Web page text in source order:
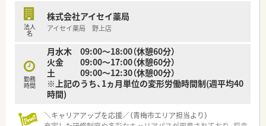
法人
名
株式会社アイセイ薬局
アイセイ薬局 野上店
勤務
時間
月水木 09:00～18:00（休憩60分）
火金 09:00～17:00（休憩60分）
土 09:00～12:30（休憩00分）
※上記のうち、1ヵ月単位の変形労働時間制(週平均40
時間)
＼キャリアアップを応援／（青梅市エリア担当より）